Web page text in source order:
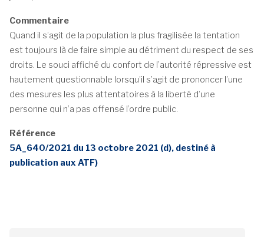
Commentaire
Quand il s’agit de la population la plus fragilisée la tentation
est toujours là de faire simple au détriment du respect de ses
droits. Le souci affiché du confort de l’autorité répressive est
hautement questionnable lorsqu’il s’agit de prononcer l’une
des mesures les plus attentatoires à la liberté d’une
personne qui n’a pas offensé l’ordre public.
Référence
5A_640/2021 du 13 octobre 2021 (d), destiné à
publication aux ATF)